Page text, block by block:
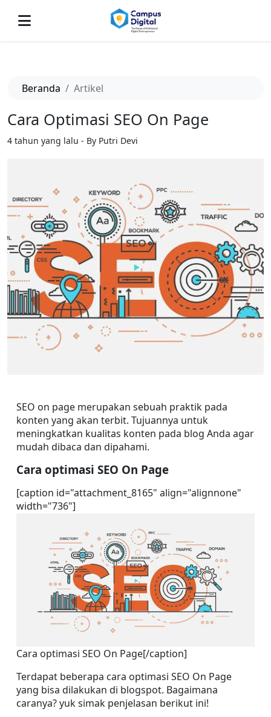
Beranda Artikel
Cara Optimasi SEO On Page
4 tahun yang lalu - By Putri Devi
SEO on page merupakan sebuah praktik pada
konten yang akan terbit. Tujuannya untuk
meningkatkan kualitas konten pada blog Anda agar
mudah dibaca dan dipahami.
Cara optimasi SEO On Page
[caption id="attachment_8165" align="alignnone"
width="736"]
Cara optimasi SEO On Page[/caption]
Terdapat beberapa cara optimasi SEO On Page
yang bisa dilakukan di blogspot. Bagaimana
caranya? yuk simak penjelasan berikut ini!